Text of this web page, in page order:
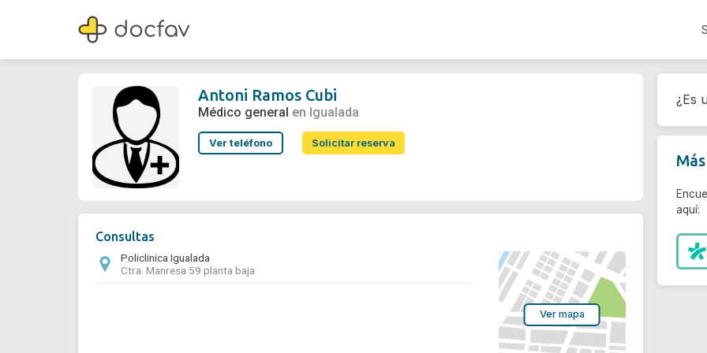
Antoni Ramos Cubi
Médico general
Antoni Ramos Cubi
Médico general en Igualada
Ver teléfono Solicitar reserva
Consultas
Policlinica Igualada
Ctra. Manresa 59 planta baja
Ver mapa
¿Es
aquí: